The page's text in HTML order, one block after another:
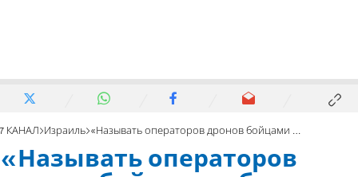
7 КАНАЛ Израиль «Называть операторов дронов бойцами - бред»
«Называть операторов